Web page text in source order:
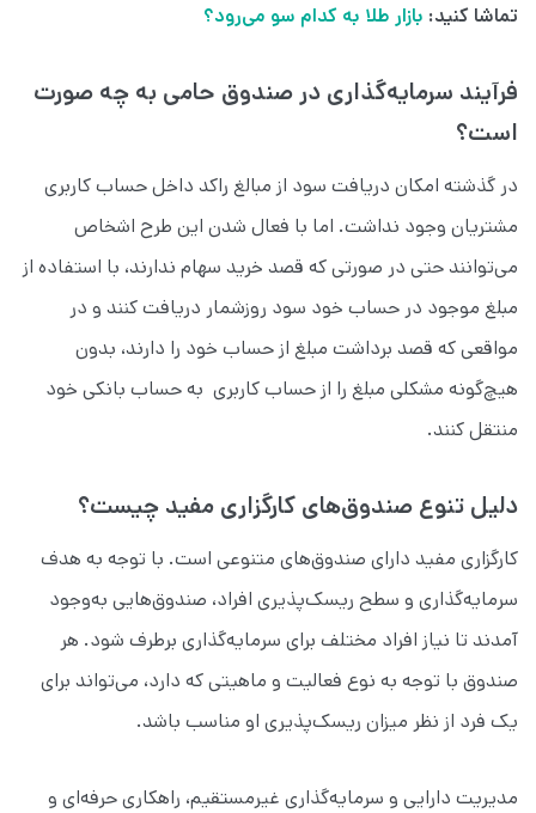
تماشا کنید: بازار طلا به کدام سو می‌رود؟
فرآیند سرمایه‌گذاری در صندوق حامی به چه صورت
است؟
در گذشته امکان دریافت سود از مبالغ راکد داخل حساب کاربری
مشتریان وجود نداشت. اما با فعال شدن این طرح اشخاص
می‌توانند حتی در صورتی که قصد خرید سهام ندارند، با استفاده از
مبلغ موجود در حساب خود سود روزشمار دریافت کنند و در
مواقعی که قصد برداشت مبلغ از حساب خود را دارند، بدون
هیچ‌گونه مشکلی مبلغ را از حساب کاربری به حساب بانکی خود
منتقل کنند.
دلیل تنوع صندوق‌های کارگزاری مفید چیست؟
کارگزاری مفید دارای صندوق‌های متنوعی است. با توجه به هدف
سرمایه‌گذاری و سطح ریسک‌پذیری افراد، صندوق‌هایی به‌وجود
آمدند تا نیاز افراد مختلف برای سرمایه‌گذاری برطرف شود. هر
صندوق با توجه به نوع فعالیت و ماهیتی که دارد، می‌تواند برای
یک فرد از نظر میزان ریسک‌پذیری او مناسب باشد.
مدیریت دارایی و سرمایه‌گذاری غیرمستقیم، راهکاری حرفه‌ای و